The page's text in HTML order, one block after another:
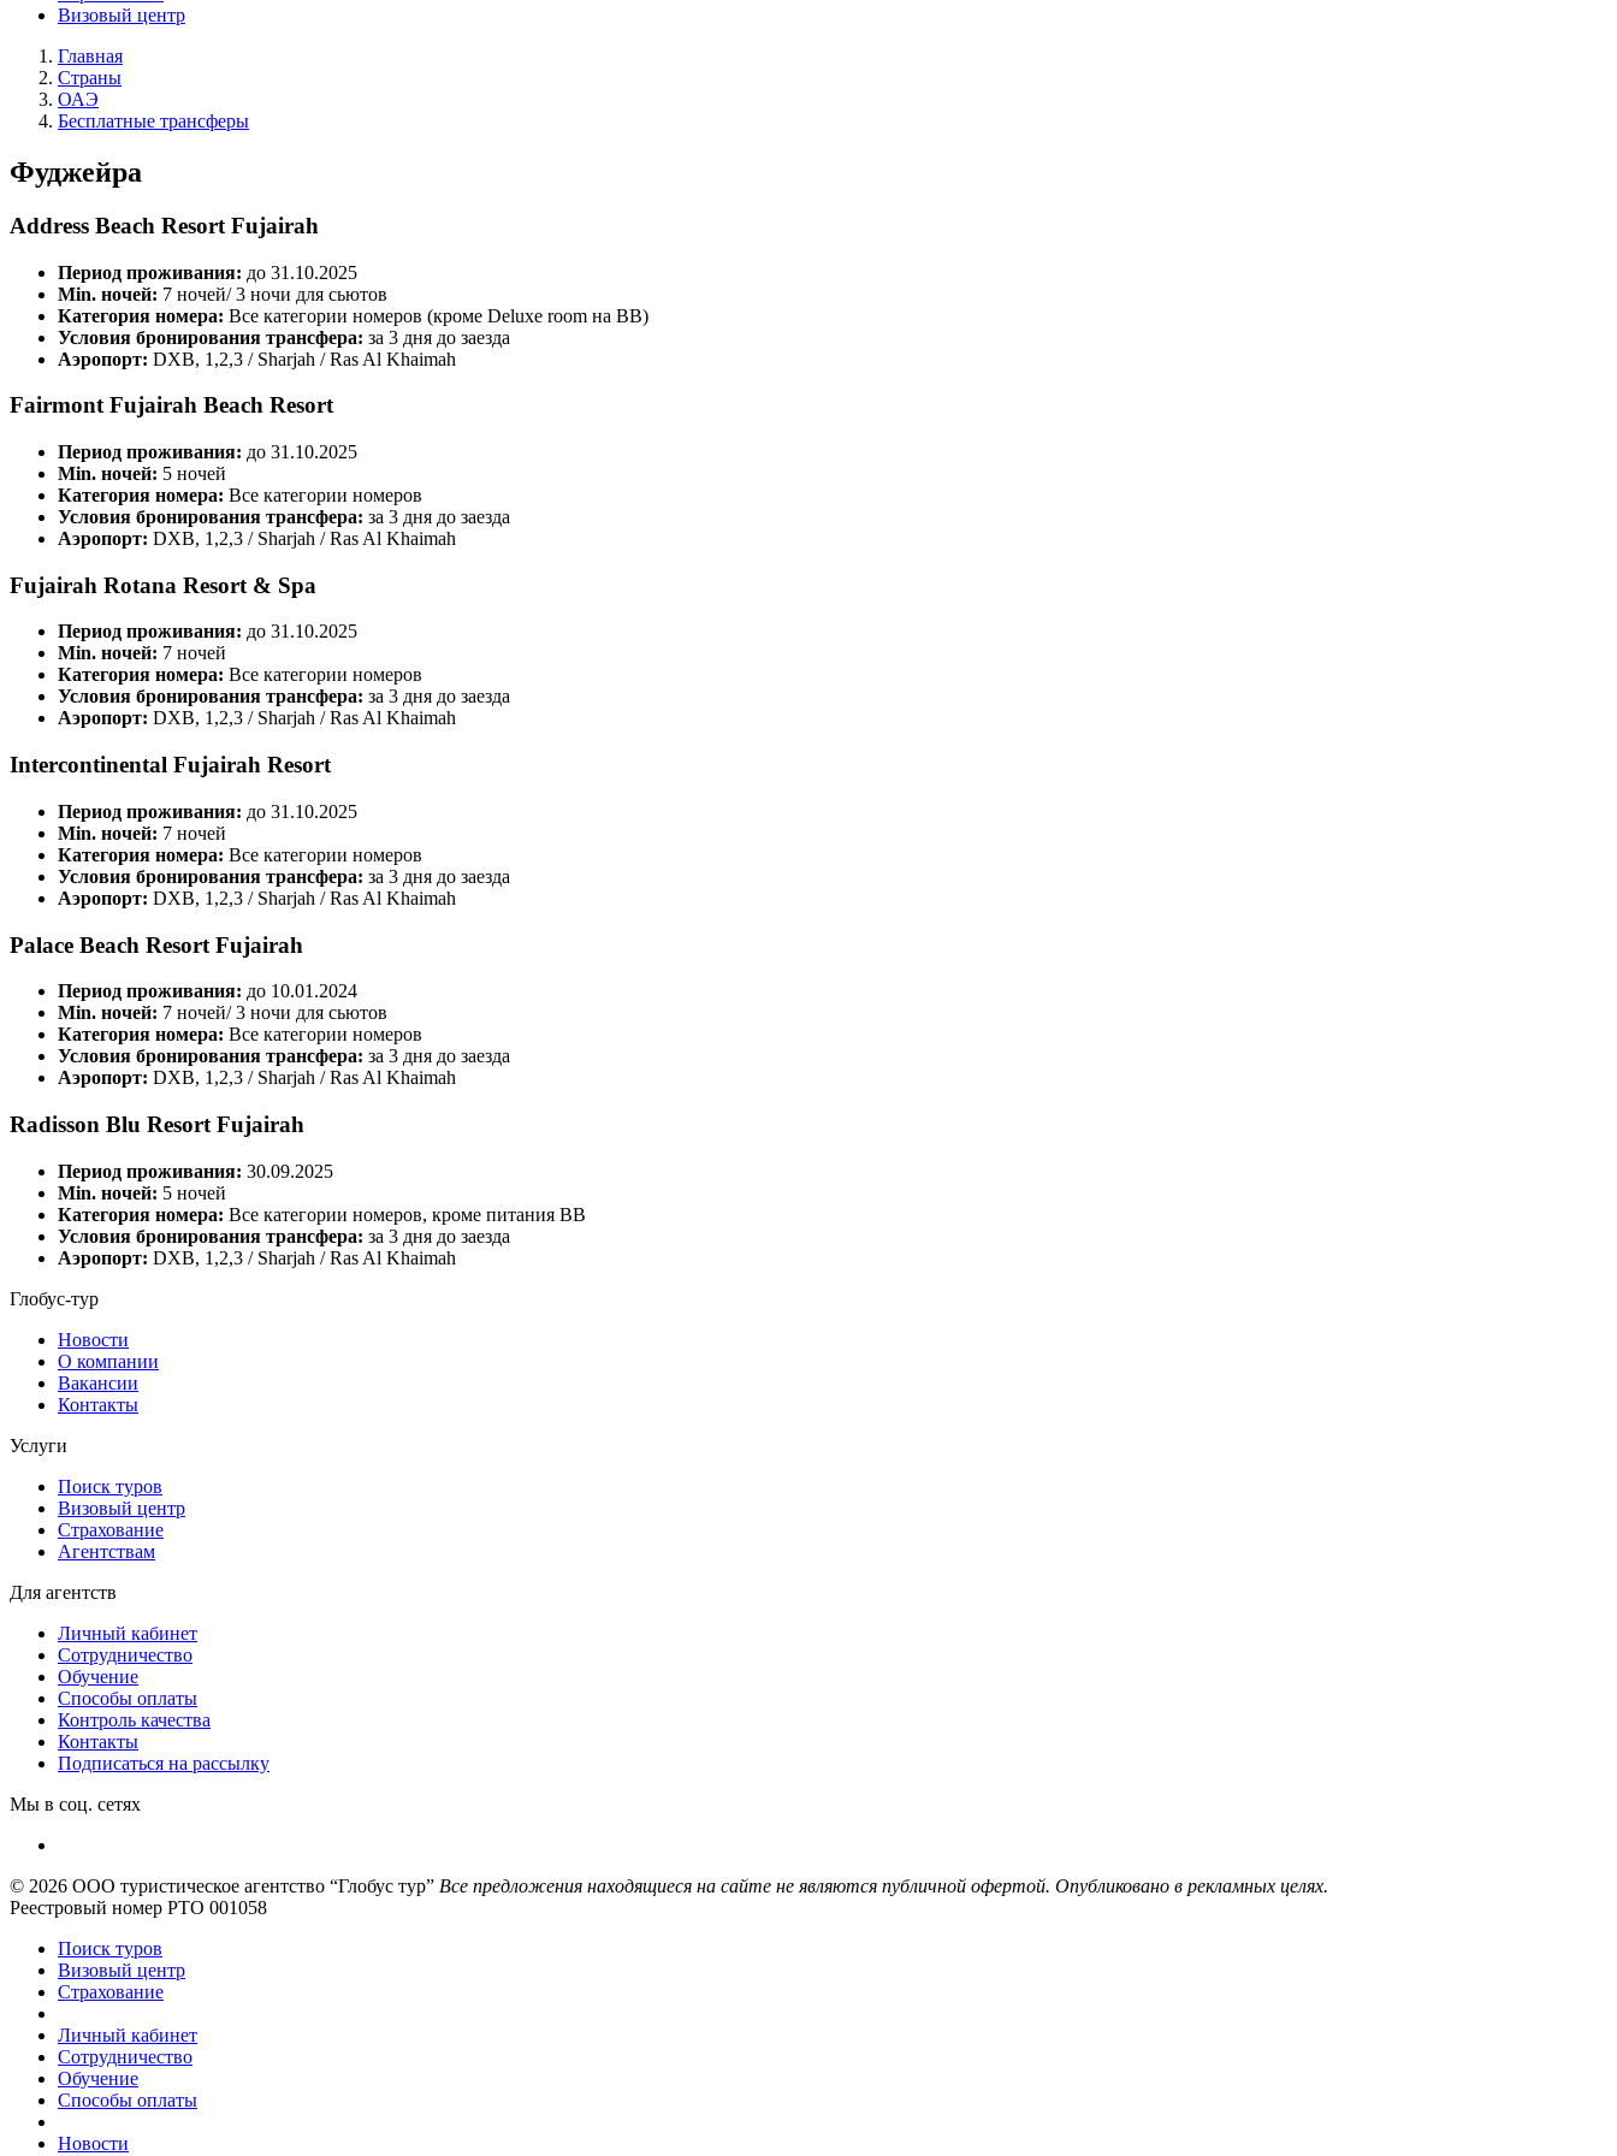
Визовый центр
Главная
Страны
ОАЭ
Бесплатные трансферы
Фуджейра
Address Beach Resort Fujairah
Период проживания: до 31.10.2025
Min. ночей: 7 ночей/ 3 ночи для сьютов
Категория номера: Все категории номеров (кроме Deluxe room на BB)
Условия бронирования трансфера: за 3 дня до заезда
Аэропорт: DXB, 1,2,3 / Sharjah / Ras Al Khaimah
Fairmont Fujairah Beach Resort
Период проживания: до 31.10.2025
Min. ночей: 5 ночей
Категория номера: Все категории номеров
Условия бронирования трансфера: за 3 дня до заезда
Аэропорт: DXB, 1,2,3 / Sharjah / Ras Al Khaimah
Fujairah Rotana Resort & Spa
Период проживания: до 31.10.2025
Min. ночей: 7 ночей
Категория номера: Все категории номеров
Условия бронирования трансфера: за 3 дня до заезда
Аэропорт: DXB, 1,2,3 / Sharjah / Ras Al Khaimah
Intercontinental Fujairah Resort
Период проживания: до 31.10.2025
Min. ночей: 7 ночей
Категория номера: Все категории номеров
Условия бронирования трансфера: за 3 дня до заезда
Аэропорт: DXB, 1,2,3 / Sharjah / Ras Al Khaimah
Palace Beach Resort Fujairah
Период проживания: до 10.01.2024
Min. ночей: 7 ночей/ 3 ночи для сьютов
Категория номера: Все категории номеров
Условия бронирования трансфера: за 3 дня до заезда
Аэропорт: DXB, 1,2,3 / Sharjah / Ras Al Khaimah
Radisson Blu Resort Fujairah
Период проживания: 30.09.2025
Min. ночей: 5 ночей
Категория номера: Все категории номеров, кроме питания BB
Условия бронирования трансфера: за 3 дня до заезда
Аэропорт: DXB, 1,2,3 / Sharjah / Ras Al Khaimah
Глобус-тур
Новости
О компании
Вакансии
Контакты
Услуги
Поиск туров
Визовый центр
Страхование
Агентствам
Для агентств
Личный кабинет
Сотрудничество
Обучение
Способы оплаты
Контроль качества
Контакты
Подписаться на рассылку
Мы в соц. сетях
© 2026 ООО туристическое агентство “Глобус тур” Все предложения находящиеся на сайте не являются публичной офертой. Опубликовано в рекламных целях.
Реестровый номер РТО 001058
Поиск туров
Визовый центр
Страхование
Личный кабинет
Сотрудничество
Обучение
Способы оплаты
Новости